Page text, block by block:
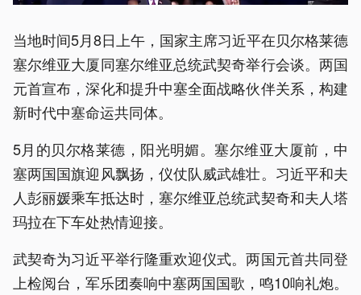
当地时间5月8日上午，国家主席习近平在贝尔格莱德
塞尔维亚大厦同塞尔维亚总统武契奇举行会谈。两国
元首宣布，深化和提升中塞全面战略伙伴关系，构建
新时代中塞命运共同体。
5月的贝尔格莱德，阳光明媚。塞尔维亚大厦前，中
塞两国国旗迎风飘扬，仪仗队威武雄壮。习近平和夫
人彭丽媛乘车抵达时，塞尔维亚总统武契奇和夫人塔
玛拉在下车处热情迎接。
武契奇为习近平举行隆重欢迎仪式。两国元首共同登
上检阅台，军乐团奏响中塞两国国歌，鸣10响礼炮。